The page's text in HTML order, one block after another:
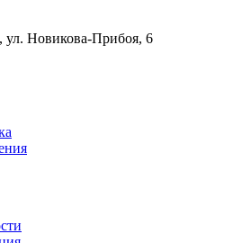
Новикова-Прибоя, 6